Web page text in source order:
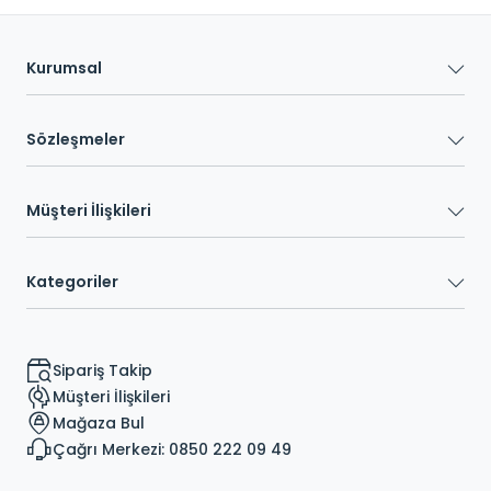
Kurumsal
Sözleşmeler
Müşteri İlişkileri
Kategoriler
Sipariş Takip
Müşteri İlişkileri
Mağaza Bul
Çağrı Merkezi: 0850 222 09 49